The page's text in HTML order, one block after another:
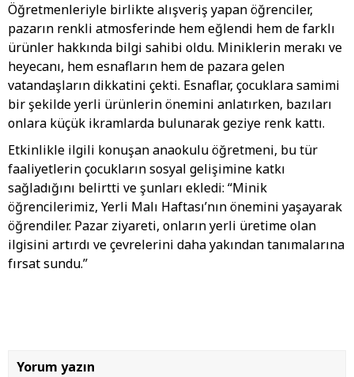
Öğretmenleriyle birlikte alışveriş yapan öğrenciler,
pazarın renkli atmosferinde hem eğlendi hem de farklı
ürünler hakkında bilgi sahibi oldu. Miniklerin merakı ve
heyecanı, hem esnafların hem de pazara gelen
vatandaşların dikkatini çekti. Esnaflar, çocuklara samimi
bir şekilde yerli ürünlerin önemini anlatırken, bazıları
onlara küçük ikramlarda bulunarak geziye renk kattı.
Etkinlikle ilgili konuşan anaokulu öğretmeni, bu tür
faaliyetlerin çocukların sosyal gelişimine katkı
sağladığını belirtti ve şunları ekledi: “Minik
öğrencilerimiz, Yerli Malı Haftası’nın önemini yaşayarak
öğrendiler. Pazar ziyareti, onların yerli üretime olan
ilgisini artırdı ve çevrelerini daha yakından tanımalarına
fırsat sundu.”
Yorum yazın